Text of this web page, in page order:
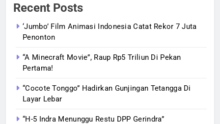
Recent Posts
‘Jumbo’ Film Animasi Indonesia Catat Rekor 7 Juta
Penonton
“A Minecraft Movie”, Raup Rp5 Triliun Di Pekan
Pertama!
“Cocote Tonggo” Hadirkan Gunjingan Tetangga Di
Layar Lebar
“H-5 Indra Menunggu Restu DPP Gerindra”